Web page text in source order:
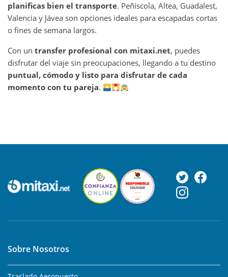
planificas bien el transporte. Peñíscola, Altea, Guadalest,
Valencia y Jávea son opciones ideales para escapadas cortas
o fines de semana largos.
Con un transfer profesional con mitaxi.net, puedes
disfrutar del viaje sin preocupaciones, llegando a tu destino
puntual, cómodo y listo para disfrutar de cada
momento con tu pareja.
Sobre Nosotros